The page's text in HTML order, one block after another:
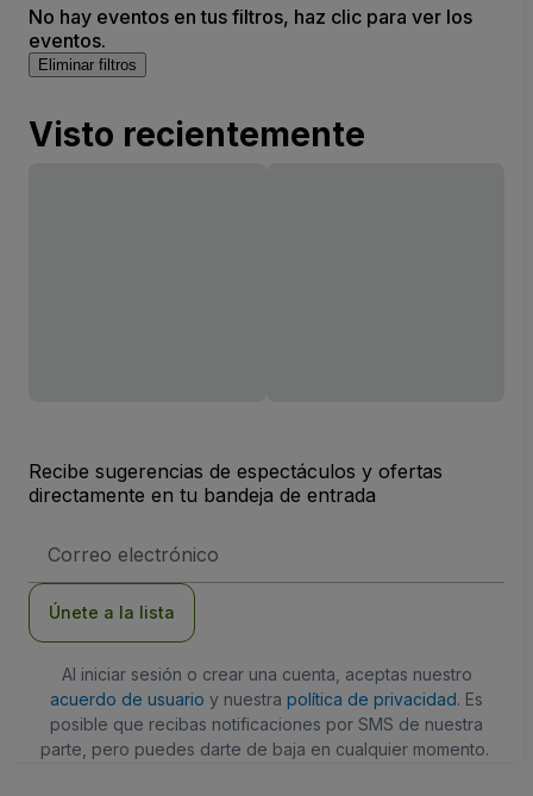
No hay eventos en tus filtros, haz clic para ver los
eventos.
Eliminar filtros
Visto recientemente
Recibe sugerencias de espectáculos y ofertas
directamente en tu bandeja de entrada
de
Únete a la lista
Al iniciar sesión o crear una cuenta, aceptas nuestro
acuerdo de usuario y nuestra política de privacidad. Es
posible que recibas notificaciones por SMS de nuestra
parte, pero puedes darte de baja en cualquier momento.